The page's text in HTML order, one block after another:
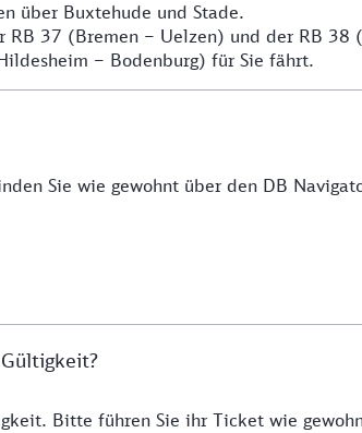
über Buxtehude und Stade.
37 (Bremen – Uelzen) und der RB 38
– Bodenburg) für Sie fährt.
Sie wie gewohnt über den DB
Bitte führen Sie ihr Ticket wie